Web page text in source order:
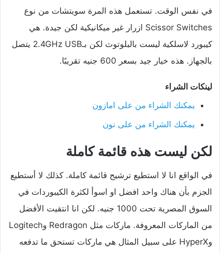
في نفس الوقت. تستعمل هذه المرة سويتشات من نوع
Scissor Switches ازرار غير ميكانيكية لكن جيدة. هي
كيبورد لاسلكية ليست بالبلوتوث لكن بـ2.4GHz USB يتصل
بالجهاز. هذه خيار جيد بسعر 600 جنيه تقريبًا.
لينكات الشراء
يمكنك الشراء من على امازون
يمكنك الشراء من على نون
لكن ليست هذه قائمة كاملة
في الواقع انا لا استطيع ترشيح قائمة كاملة. كذلك لا أستطيع
الجزم بأن هناك واحد افضل او اسوأ لكثرة الكيبوردات في
السوق المصرية تحت 1000 جنيه. لكن انا انتقيت الأفضل
من الماركات المعروفة. ماركات مثل Redragon وLogitech
وHyperX على سبيل المثال هي ماركات تستحق ما تدفعه